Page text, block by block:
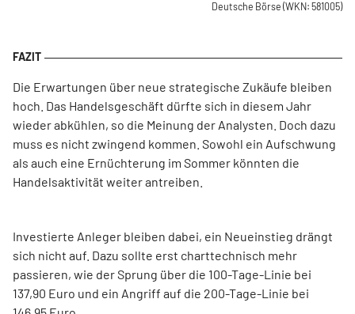
Deutsche Börse (WKN: 581005)
Die Erwartungen über neue strategische Zukäufe bleiben
hoch. Das Handelsgeschäft dürfte sich in diesem Jahr
wieder abkühlen, so die Meinung der Analysten. Doch dazu
muss es nicht zwingend kommen. Sowohl ein Aufschwung
als auch eine Ernüchterung im Sommer könnten die
Handelsaktivität weiter antreiben.
Investierte Anleger bleiben dabei, ein Neueinstieg drängt
sich nicht auf. Dazu sollte erst charttechnisch mehr
passieren, wie der Sprung über die 100-Tage-Linie bei
137,90 Euro und ein Angriff auf die 200-Tage-Linie bei